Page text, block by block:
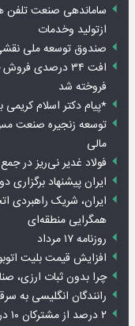
ساماندهی صنعت تلفن
ازتولید وخدمات
صندوق توسعه ملی
فروخته شد
*پیام دکتر اسلام کریمی
توسعه زنجیره صنعت
مالی
فولاد غدیر نی‌ریز در جمع ۱۰ شرکت برتر بورس کالا
ایران پیشنهاد برگزاری
ایران، شریک راهبردی
همگرایی منطقه‌ای
روزنامه ۱۷ مرداد
افزایش قیمت بلیت
چرا بدون ثبات ارزی،
رانندگان انگلیسی به
۲ درصد از مشترکان ۱۰ درصد برق خانگی را مصرف می‌کنند!